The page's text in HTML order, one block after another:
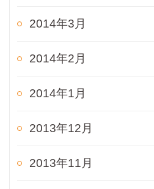
2014年3月
2014年2月
2014年1月
2013年12月
2013年11月